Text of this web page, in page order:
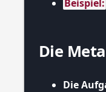
Beispiel:
Die
Die